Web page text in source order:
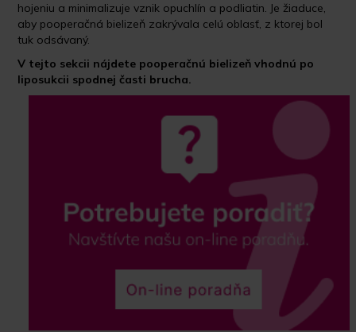
hojeniu a minimalizuje vznik opuchlín a podliatin. Je žiaduce,
aby pooperačná bielizeň zakrývala celú oblasť, z ktorej bol
tuk odsávaný.
V tejto sekcii nájdete pooperačnú bielizeň vhodnú po
liposukcii spodnej časti brucha.